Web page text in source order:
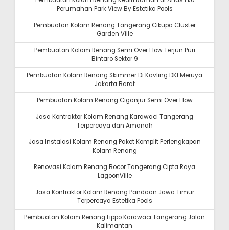
Perumahan Park View By Estetika Pools
Pembuatan Kolam Renang Tangerang Cikupa Cluster
Garden Ville
Pembuatan Kolam Renang Semi Over Flow Terjun Puri
Bintaro Sektor 9
Pembuatan Kolam Renang Skimmer Di Kavling DKI Meruya
Jakarta Barat
Pembuatan Kolam Renang Ciganjur Semi Over Flow
Jasa Kontraktor Kolam Renang Karawaci Tangerang
Terpercaya dan Amanah
Jasa Instalasi Kolam Renang Paket Komplit Perlengkapan
Kolam Renang
Renovasi Kolam Renang Bocor Tangerang Cipta Raya
LagoonVille
Jasa Kontraktor Kolam Renang Pandaan Jawa Timur
Terpercaya Estetika Pools
Pembuatan Kolam Renang Lippo Karawaci Tangerang Jalan
Kalimantan